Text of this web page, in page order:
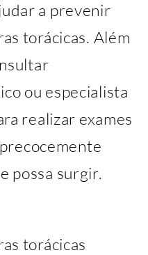
a prevenir
torácicas. Além
ou especialista
realizar exames
possa surgir.
torácicas